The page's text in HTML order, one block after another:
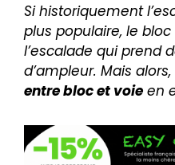
Si historiquement
plus populaire, le
l’escalade qui prend
d’ampleur. Mais alors,
entre bloc et voie en